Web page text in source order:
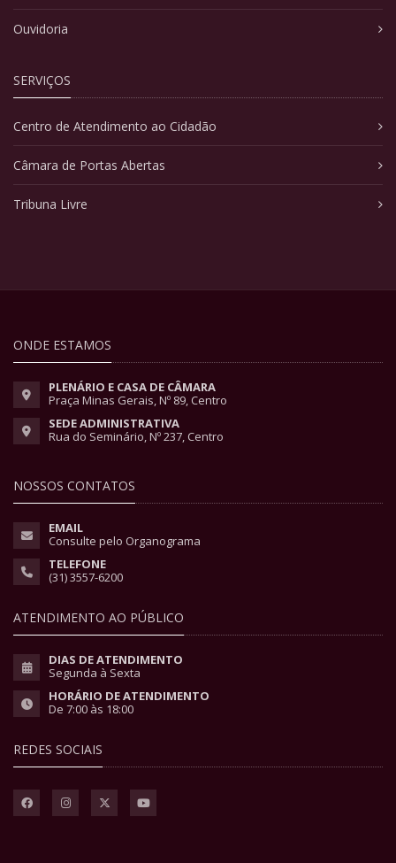
Ouvidoria
SERVIÇOS
Centro de Atendimento ao Cidadão
Câmara de Portas Abertas
Tribuna Livre
ONDE ESTAMOS
PLENÁRIO E CASA DE CÂMARA
Praça Minas Gerais, Nº 89, Centro
SEDE ADMINISTRATIVA
Rua do Seminário, Nº 237, Centro
NOSSOS CONTATOS
EMAIL
Consulte pelo Organograma
TELEFONE
(31) 3557-6200
ATENDIMENTO AO PÚBLICO
DIAS DE ATENDIMENTO
Segunda à Sexta
HORÁRIO DE ATENDIMENTO
De 7:00 às 18:00
REDES SOCIAIS